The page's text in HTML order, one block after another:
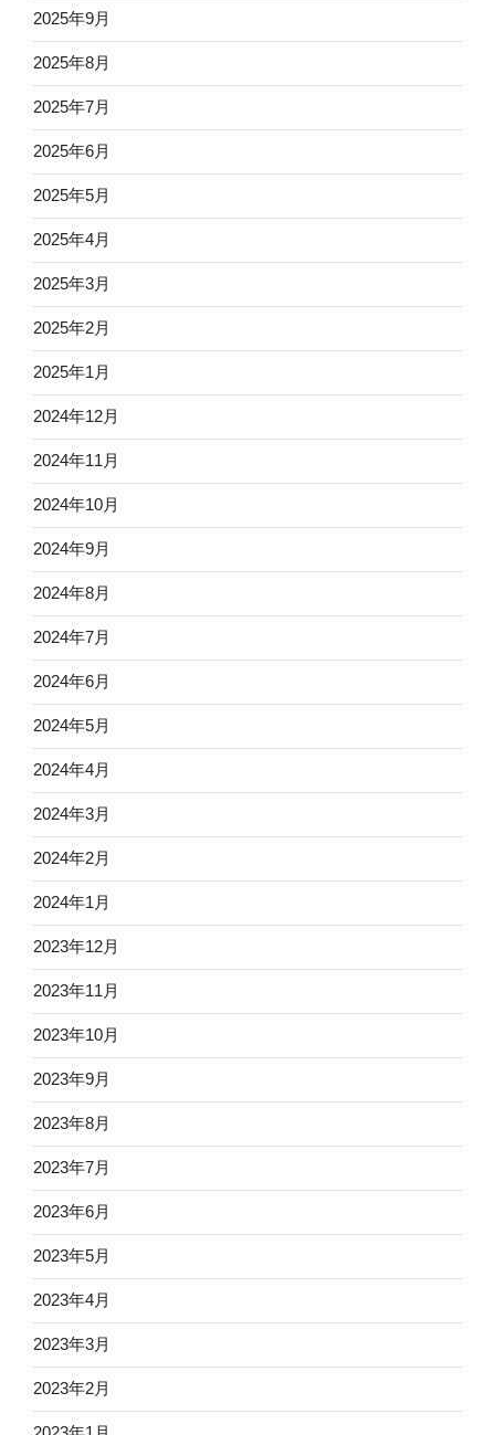
2025年9月
2025年8月
2025年7月
2025年6月
2025年5月
2025年4月
2025年3月
2025年2月
2025年1月
2024年12月
2024年11月
2024年10月
2024年9月
2024年8月
2024年7月
2024年6月
2024年5月
2024年4月
2024年3月
2024年2月
2024年1月
2023年12月
2023年11月
2023年10月
2023年9月
2023年8月
2023年7月
2023年6月
2023年5月
2023年4月
2023年3月
2023年2月